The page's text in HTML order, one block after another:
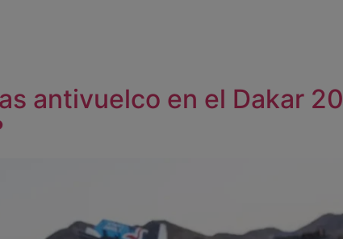
antivuelco en el Dakar